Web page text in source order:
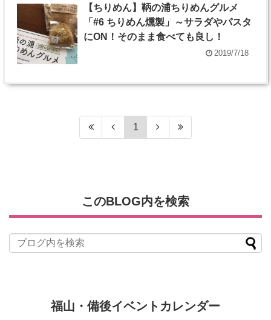
【ちりめん】鞆の浦ちりめんグルメ
「#6 ちりめん燻製」～サラダやパスタ
にON！そのまま食べても良し！
2019/7/18
1
このBLOG内を検索
福山・備後イベントカレンダー